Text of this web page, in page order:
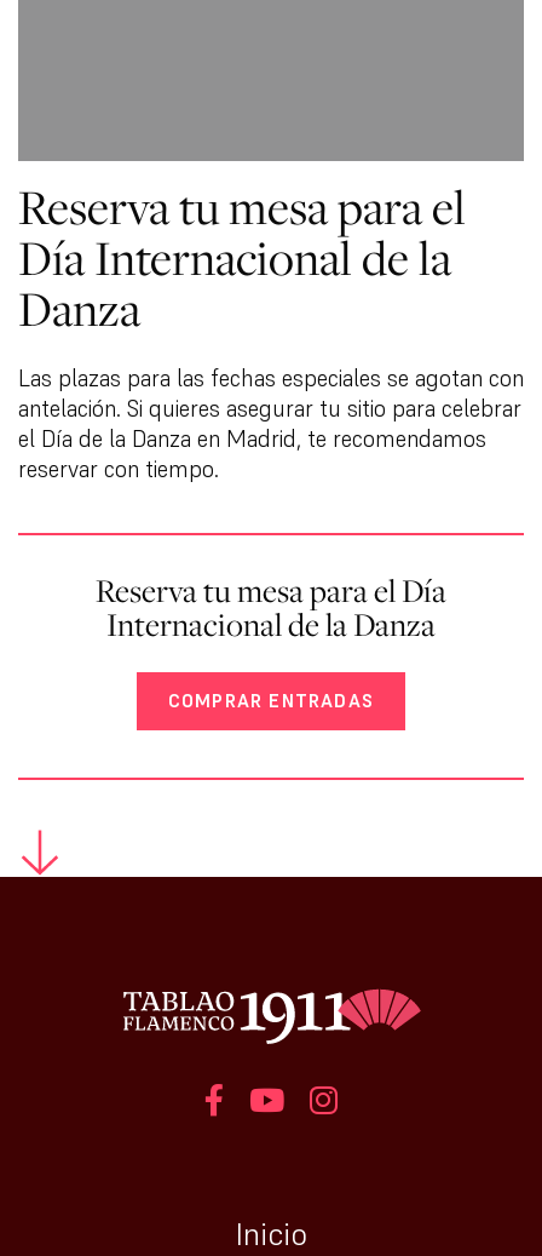
Reserva tu mesa para el
Día Internacional de la
Danza
Las plazas para las fechas especiales se agotan con
antelación. Si quieres asegurar tu sitio para celebrar
el Día de la Danza en Madrid, te recomendamos
reservar con tiempo.
Reserva tu mesa para el Día
Internacional de la Danza
COMPRAR ENTRADAS
Inicio